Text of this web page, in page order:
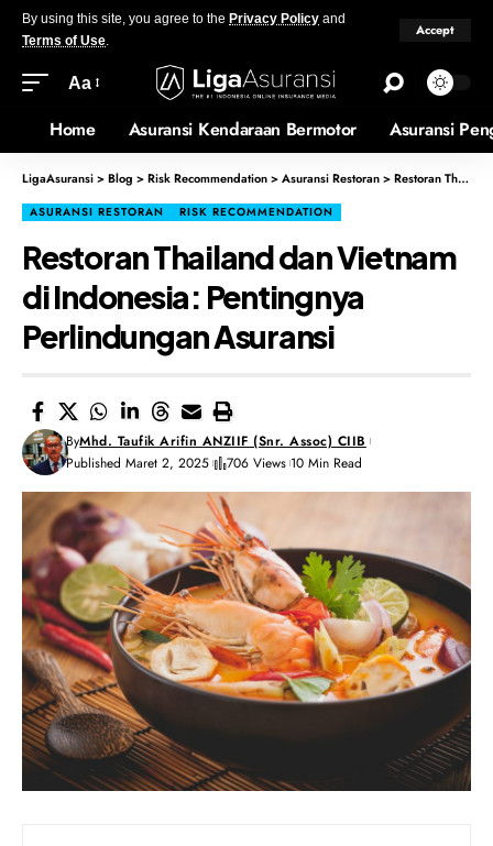
By using this site, you agree to the Privacy Policy and
Terms of Use.
Accept
Aa
Home Asuransi Kendaraan Bermotor Asuransi
LigaAsuransi>Blog >Risk Recommendation>Asuransi Restoran>Restoran Thailand dan Vietnam di Indonesia: Pentingnya Perlindungan Asuransi
ASURANSI RESTORAN RISK RECOMMENDATION
Restoran Thailand dan Vietnam
di Indonesia: Pentingnya
Perlindungan Asuransi
ByMhd. Taufik Arifin ANZIIF (Snr. Assoc) CIIB
Published Maret 2, 2025
706 Views 10 Min Read